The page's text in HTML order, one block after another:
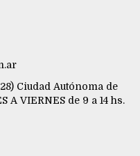
Ciudad Autónoma de
A VIERNES de 9 a 14 hs.